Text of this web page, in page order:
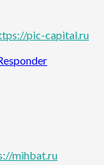
pic-capital.ru
mihbat.ru